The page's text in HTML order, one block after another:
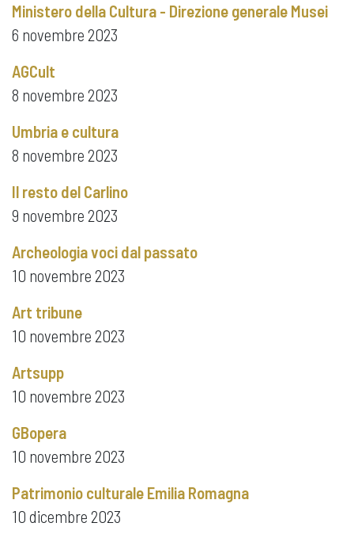
Ministero della Cultura - Direzione generale Musei
6 novembre 2023
AGCult
8 novembre 2023
Umbria e cultura
8 novembre 2023
Il resto del Carlino
9 novembre 2023
Archeologia voci dal passato
10 novembre 2023
Art tribune
10 novembre 2023
Artsupp
10 novembre 2023
GBopera
10 novembre 2023
Patrimonio culturale Emilia Romagna
10 dicembre 2023